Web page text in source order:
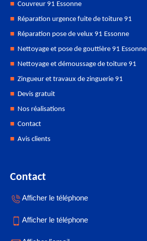
Couvreur 91 Essonne
Réparation urgence fuite de toiture 91
Réparation pose de velux 91 Essonne
Nettoyage et pose de gouttière 91 Essonne
Nettoyage et démoussage de toiture 91
Zingueur et travaux de zinguerie 91
Devis gratuit
Nos réalisations
Contact
Avis clients
Contact
Afficher le téléphone
Afficher le téléphone